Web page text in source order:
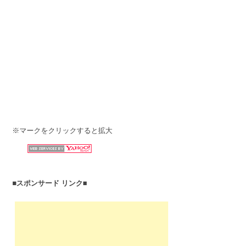
※マークをクリックすると拡大
■スポンサード リンク■